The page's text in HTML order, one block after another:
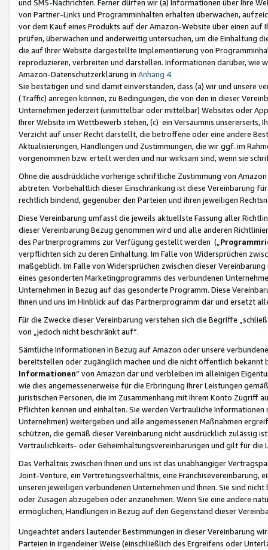
und SMS-Nachrichten. Ferner dürfen wir (a) Informationen über Ihre
von Partner-Links und Programminhalten erhalten überwachen,
vor dem Kauf eines Produkts auf der Amazon-Website über einen
prüfen, überwachen und anderweitig untersuchen, um die Einhaltung
die auf Ihrer Website dargestellte Implementierung von
reproduzieren, verbreiten und darstellen. Informationen darüber, wie
Amazon-Datenschutzerklärung in Anhang 4.
Sie bestätigen und sind damit einverstanden, dass (a) wir und
(Traffic) anregen können, zu Bedingungen, die von den in dieser
Unternehmen jederzeit (unmittelbar oder mittelbar) Websites oder
Ihrer Website im Wettbewerb stehen, (c) ein Versäumnis unsererseits,
Verzicht auf unser Recht darstellt, die betroffene oder eine andere
Aktualisierungen, Handlungen und Zustimmungen, die wir ggf. im
vorgenommen bzw. erteilt werden und nur wirksam sind, wenn sie
Ohne die ausdrückliche vorherige schriftliche Zustimmung von
abtreten. Vorbehaltlich dieser Einschränkung ist diese Vereinbarung
rechtlich bindend, gegenüber den Parteien und ihren jeweiligen
Diese Vereinbarung umfasst die jeweils aktuellste Fassung aller
dieser Vereinbarung Bezug genommen wird und alle anderen
des Partnerprogramms zur Verfügung gestellt werden („
verpflichten sich zu deren Einhaltung. Im Falle von Widersprüchen
maßgeblich. Im Falle von Widersprüchen zwischen dieser
eines gesonderten Marketingprogramms des verbundenen
Unternehmen in Bezug auf das gesonderte Programm. Diese
Ihnen und uns im Hinblick auf das Partnerprogramm dar und ersetzt
Für die Zwecke dieser Vereinbarung verstehen sich die Begriffe
von „jedoch nicht beschränkt auf“.
Sämtliche Informationen in Bezug auf Amazon oder unsere
bereitstellen oder zugänglich machen und die nicht öffentlich
Informationen“ von Amazon dar und verbleiben im alleinigen
wie dies angemessenerweise für die Erbringung Ihrer Leistungen
juristischen Personen, die im Zusammenhang mit Ihrem Konto
Pflichten kennen und einhalten. Sie werden Vertrauliche
Unternehmen) weitergeben und alle angemessenen Maßnahmen
schützen, die gemäß dieser Vereinbarung nicht ausdrücklich zulässig
Vertraulichkeits- oder Geheimhaltungsvereinbarungen und gilt für die
Das Verhältnis zwischen Ihnen und uns ist das unabhängiger
Joint-Venture, ein Vertretungsverhältnis, eine Franchisevereinbarung,
unseren jeweiligen verbundenen Unternehmen und Ihnen. Sie sind
oder Zusagen abzugeben oder anzunehmen. Wenn Sie eine andere
ermöglichen, Handlungen in Bezug auf den Gegenstand dieser
Ungeachtet anders lautender Bestimmungen in dieser Vereinbarung
Parteien in irgendeiner Weise (einschließlich des Ergreifens oder